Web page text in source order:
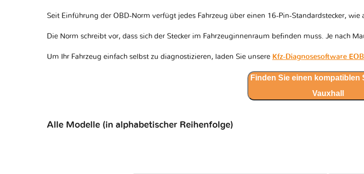
Seit Einführung der OBD-Norm verfügt jedes Fahrzeug über einen 16-Pin-Standardstecker, wie
Die Norm schreibt vor, dass sich der Stecker im Fahrzeuginnenraum befinden muss. Je nach
Um Ihr Fahrzeug einfach selbst zu diagnostizieren, laden Sie unsere Kfz-Diagnosesoftware
Finden Sie einen kompatiblen
Vauxhall
Alle Modelle (in alphabetischer Reihenfolge)